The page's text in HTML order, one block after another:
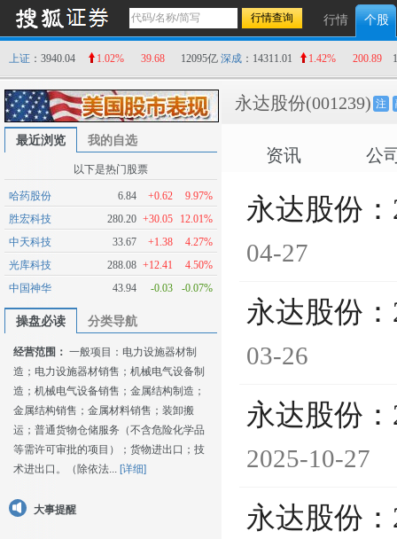
行情 个股
上证 ：3940.04 1.02% 39.68 12095亿 深成 ：14311.01 1.42% 200.89
最近浏览 我的自选
以下是热门股票
哈药股份 6.84 +0.62
9.97%
胜宏科技
280.20 +30.05
12.01%
中天科技
33.67 +1.38
4.27%
光库科技
288.08 +12.41
4.50%
中国神华
43.94 -0.03 -0.07%
操盘必读 分类导航
经营范围： 一般项目：电力设施器材制
造；电力设施器材销售；机械电气设备制
造；机械电气设备销售；金属结构制造；
金属结构销售；金属材料销售；装卸搬
运；普通货物仓储服务（不含危险化学品
等需许可审批的项目）；货物进出口；技
术进出口。（除依法... [详细]
大事提醒
永达股份(001239) 注
资讯 公
永达股份
04-27
永达股份
03-26
永达股份
2025-10-27
永达股份